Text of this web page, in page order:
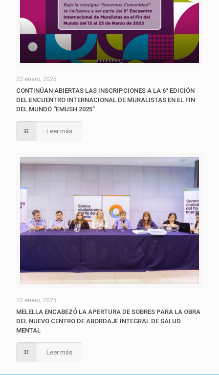
23 enero, 2025
CONTINÚAN ABIERTAS LAS INSCRIPCIONES A LA 6° EDICIÓN
DEL ENCUENTRO INTERNACIONAL DE MURALISTAS EN EL FIN
DEL MUNDO “EMUSH 2025”
Leer más
23 enero, 2025
MELELLA ENCABEZÓ LA APERTURA DE SOBRES PARA LA OBRA
DEL NUEVO CENTRO DE ABORDAJE INTEGRAL DE SALUD
MENTAL
Leer más